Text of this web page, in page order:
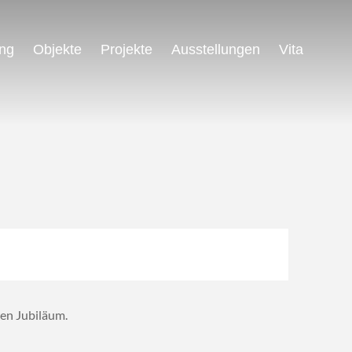
Objekte Projekte Ausstellungen Vita
Jubiläum.